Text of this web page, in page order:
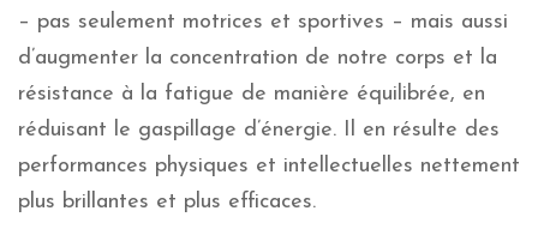
– pas seulement motrices et sportives – mais aussi
d’augmenter la concentration de notre corps et la
résistance à la fatigue de manière équilibrée, en
réduisant le gaspillage d’énergie. Il en résulte des
performances physiques et intellectuelles nettement
plus brillantes et plus efficaces.